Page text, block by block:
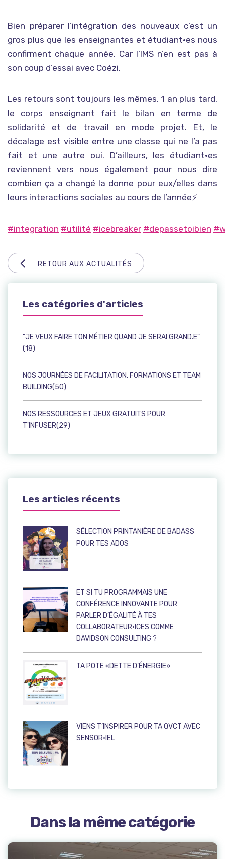
RETOUR AUX ACTUALITÉS
Les catégories d'articles
"JE VEUX FAIRE TON MÉTIER QUAND JE SERAI GRAND.E"
(18)
NOS JOURNÉES DE FACILITATION, FORMATIONS ET TEAM
BUILDING(50)
NOS RESSOURCES ET JEUX GRATUITS POUR
T'INFUSER(29)
Les articles récents
SÉLECTION PRINTANIÈRE DE BADASS
POUR TES ADOS
ET SI TU PROGRAMMAIS UNE
CONFÉRENCE INNOVANTE POUR
PARLER D’ÉGALITÉ À TES
COLLABORATEUR·ICES COMME
DAVIDSON CONSULTING ?
TA POTE «DETTE D’ÉNERGIE»
VIENS T’INSPIRER POUR TA QVCT AVEC
SENSOR·IEL
Bien préparer l’intégration des nouveaux c’est un
gros plus que les enseignantes et étudiant·es nous
confirment chaque année. Car l’IMS n’en est pas à
son coup d’essai avec Coézi.
Les retours sont toujours les mêmes, 1 an plus tard,
le corps enseignant fait le bilan en terme de
solidarité et de travail en mode projet. Et, le
décalage est visible entre une classe qui ne l’a pas
fait et une autre oui. D’ailleurs, les étudiant·es
reviennent vers nous également pour nous dire
combien ça a changé la donne pour eux/elles dans
leurs interactions sociales au cours de l’année⚡
#integration #utilité #icebreaker #depassetoibien
Dans la même catégorie